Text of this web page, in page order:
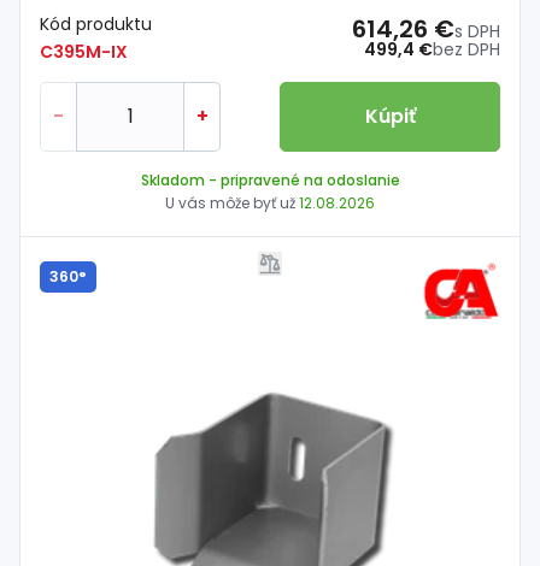
Kód produktu
C395M-IX
499,4 €bez DPH
614,26 €s DPH
- + Kúpiť
Skladom - pripravené na odoslanie
U vás môže byť už12.08.2026
360°